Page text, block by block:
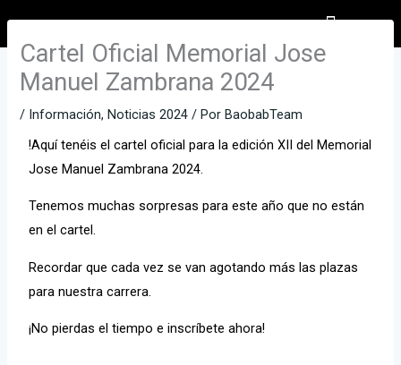
contenido
Cartel Oficial Memorial Jose
Manuel Zambrana 2024
/ Información,Noticias 2024 / PorBaobabTeam
!Aquí tenéis el cartel oficial para la edición XII del Memorial
Jose Manuel Zambrana 2024.
Tenemos muchas sorpresas para este año que no están
en el cartel.
Recordar que cada vez se van agotando más las plazas
para nuestra carrera.
¡No pierdas el tiempo e inscríbete ahora!